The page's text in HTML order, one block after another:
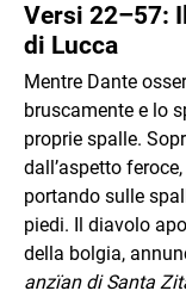
Versi 22–57:
di Lucca
Mentre Dante
bruscamente e lo
proprie spalle.
dall’aspetto
portando sulle
piedi. Il diavolo
della bolgia,
anzïan di Santa